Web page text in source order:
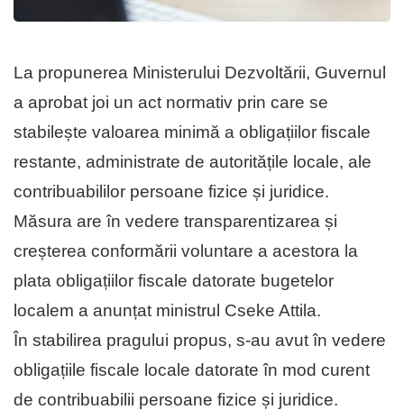
La propunerea Ministerului Dezvoltării, Guvernul
a aprobat joi un act normativ prin care se
stabilește valoarea minimă a obligațiilor fiscale
restante, administrate de autoritățile locale, ale
contribuabililor persoane fizice și juridice.
Măsura are în vedere transparentizarea și
creșterea conformării voluntare a acestora la
plata obligațiilor fiscale datorate bugetelor
localem a anunțat ministrul Cseke Attila.
În stabilirea pragului propus, s-au avut în vedere
obligațiile fiscale locale datorate în mod curent
de contribuabilii persoane fizice și juridice.